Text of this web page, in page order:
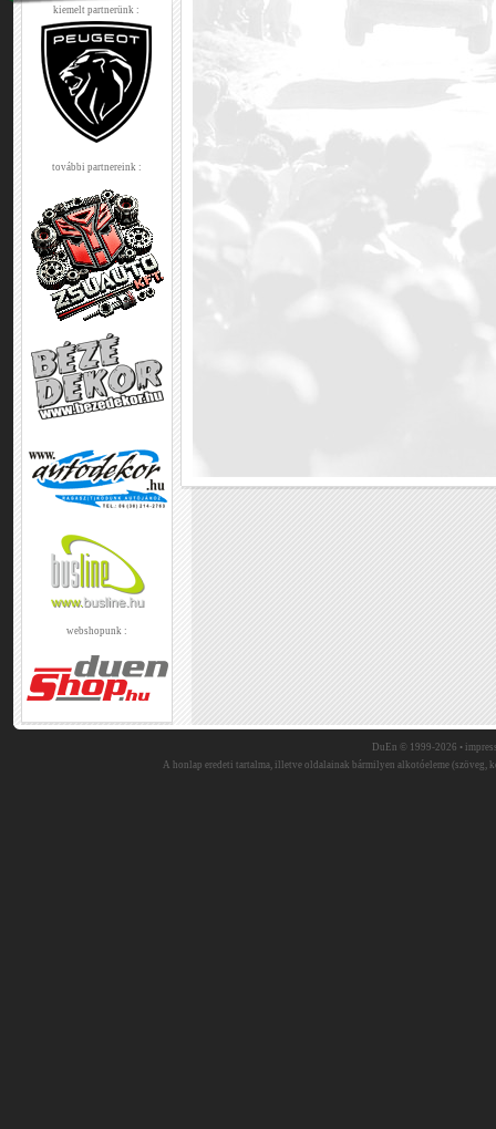
kiemelt partnerünk :
további partnereink :
webshopunk :
DuEn © 1999-2026 •
A honlap eredeti tartalma, illetve oldalainak bármilyen alkotóeleme (szöveg,